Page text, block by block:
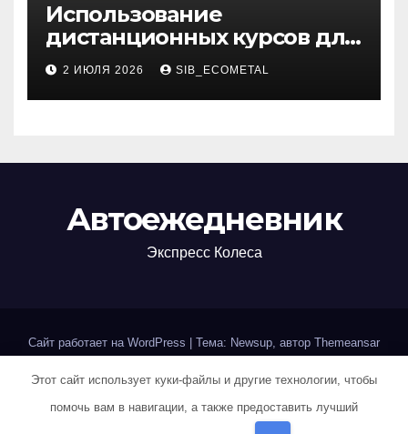
Использование
дистанционных курсов для
изучения актуальных
специальностей
2 ИЮЛЯ 2026 SIB_ECOMETAL
Автоежедневник
Экспресс Колеса
Сайт работает на WordPress Тема: Newsup, автор Themeansar
Home Авторам и правообладателям Карта сайта
Политика конфиденциальности
Этот сайт использует куки-файлы и другие технологии, чтобы
помочь вам в навигации, а также предоставить лучший